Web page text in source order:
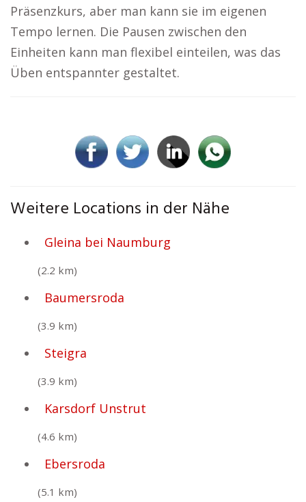
Präsenzkurs, aber man kann sie im eigenen
Tempo lernen. Die Pausen zwischen den
Einheiten kann man flexibel einteilen, was das
Üben entspannter gestaltet.
Weitere Locations in der Nähe
Gleina bei Naumburg
(2.2 km)
Baumersroda
(3.9 km)
Steigra
(3.9 km)
Karsdorf Unstrut
(4.6 km)
Ebersroda
(5.1 km)